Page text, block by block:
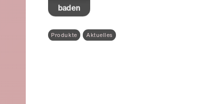
baden
Produkte Aktuelles